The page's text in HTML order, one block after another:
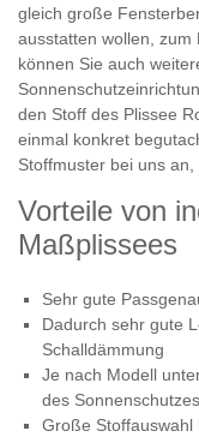
gleich große
ausstatten wollen, zum
können Sie auch
den Stoff des Plissee
einmal konkret
Stoffmuster bei uns
Vorteile von
Maßplissees
Sehr gute
Dadurch sehr gute
Schalldämmung
Je nach Modell
des Sonnenschutzes
Große